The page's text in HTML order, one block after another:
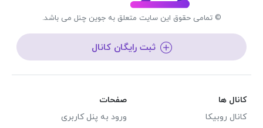
© تمامی حقوق این سایت متعلق به جوین چنل می باشد.
ثبت رایگان کانال
کانال ها
کانال روبیکا
صفحات
ورود به پنل کاربری